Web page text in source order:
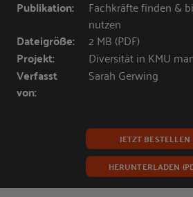
Publikation:
Fachkräfte finden &
nutzen
Dateigröße: 2 MB (PDF)
Projekt: Diversität in KMU
Verfasst
von:
Sarah Gerwing
JETZT BESTELLEN
HERUNTERLADEN